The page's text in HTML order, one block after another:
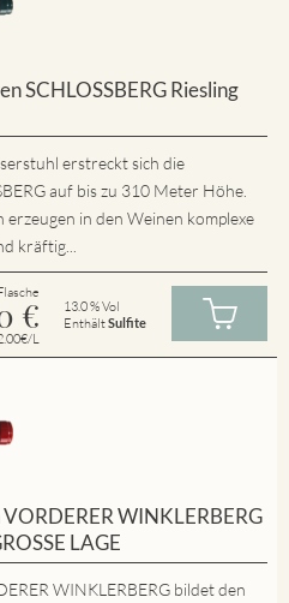
SCHLOSSBERG Riesling
erstreckt sich die
auf bis zu 310 Meter Höhe.
in den Weinen komplexe
kräftig...
€
L
13.0 % Vol
EnthältSulfite
WINKLERBERG
LAGE
WINKLERBERG bildet den